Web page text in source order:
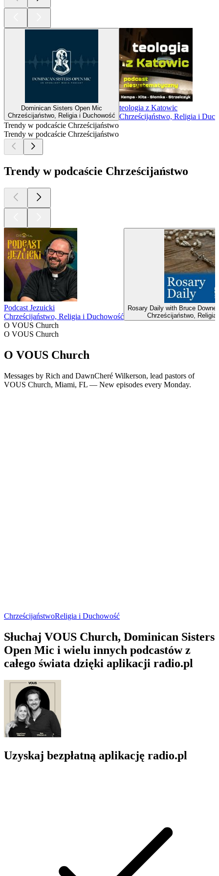
Dominican Sisters Open Mic
Chrześcijaństwo, Religia i Duchowość
teologia z Katowic
Chrześcijaństwo, Religia i
Trendy w podcaście Chrześcijaństwo
Trendy w podcaście Chrześcijaństwo
Trendy w podcaście Chrześcijaństwo
Podcast Jezuicki
Chrześcijaństwo, Religia i Duchowość
Rosary Daily with Bruce
Chrześcijaństwo, Religia
O VOUS Church
O VOUS Church
O VOUS Church
Messages by Rich and DawnCheré Wilkerson, lead pastors of
VOUS Church, Miami, FL — New episodes every Monday.
ChrześcijaństwoReligia i Duchowość
Słuchaj VOUS Church, Dominican Sisters
Open Mic i wielu innych podcastów z
całego świata dzięki aplikacji radio.pl
Uzyskaj bezpłatną aplikację radio.pl